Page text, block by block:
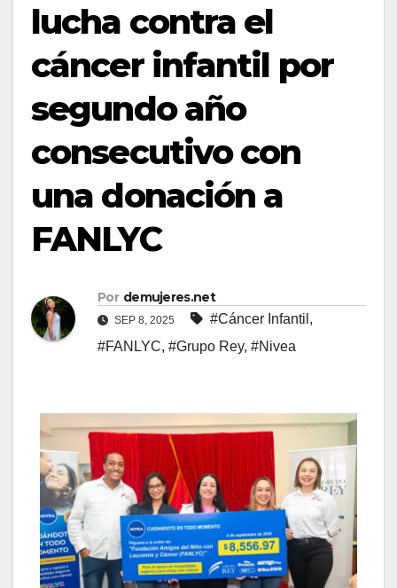
lucha contra el
cáncer infantil por
segundo año
consecutivo con
una donación a
FANLYC
Por demujeres.net
SEP 8, 2025 #Cáncer Infantil ,
#FANLYC, #Grupo Rey, #Nivea